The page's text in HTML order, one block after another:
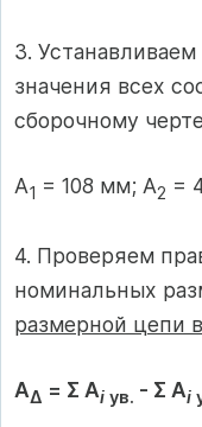
3.
значения всех
сборочному
А1 = 108 мм; А2 =
4. Проверяем
номинальных
размерной цепи
A∆ = Σ Aі ув. - Σ Aі